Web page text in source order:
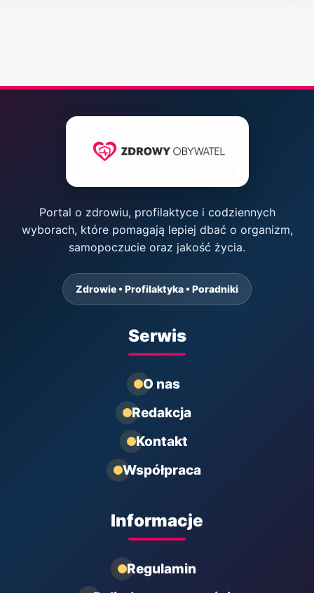
Portal o zdrowiu, profilaktyce i codziennych
wyborach, które pomagają lepiej dbać o organizm,
samopoczucie oraz jakość życia.
Zdrowie • Profilaktyka • Poradniki
Serwis
O nas
Redakcja
Kontakt
Współpraca
Informacje
Regulamin